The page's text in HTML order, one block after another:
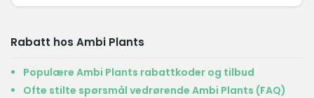
Rabatt hos Ambi Plants
Populære Ambi Plants rabattkoder og tilbud
Ofte stilte spørsmål vedrørende Ambi Plants (FAQ)